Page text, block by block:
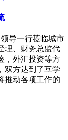
导一行莅临城市
理、财务总监代
，外汇投资等方
双方达到了互学
推动各项工作的